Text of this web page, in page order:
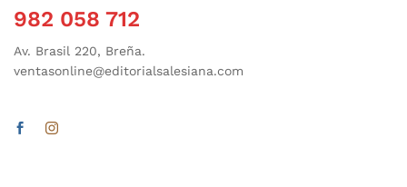
982 058 712
Av. Brasil 220, Breña.
ventasonline@editorialsalesiana.com